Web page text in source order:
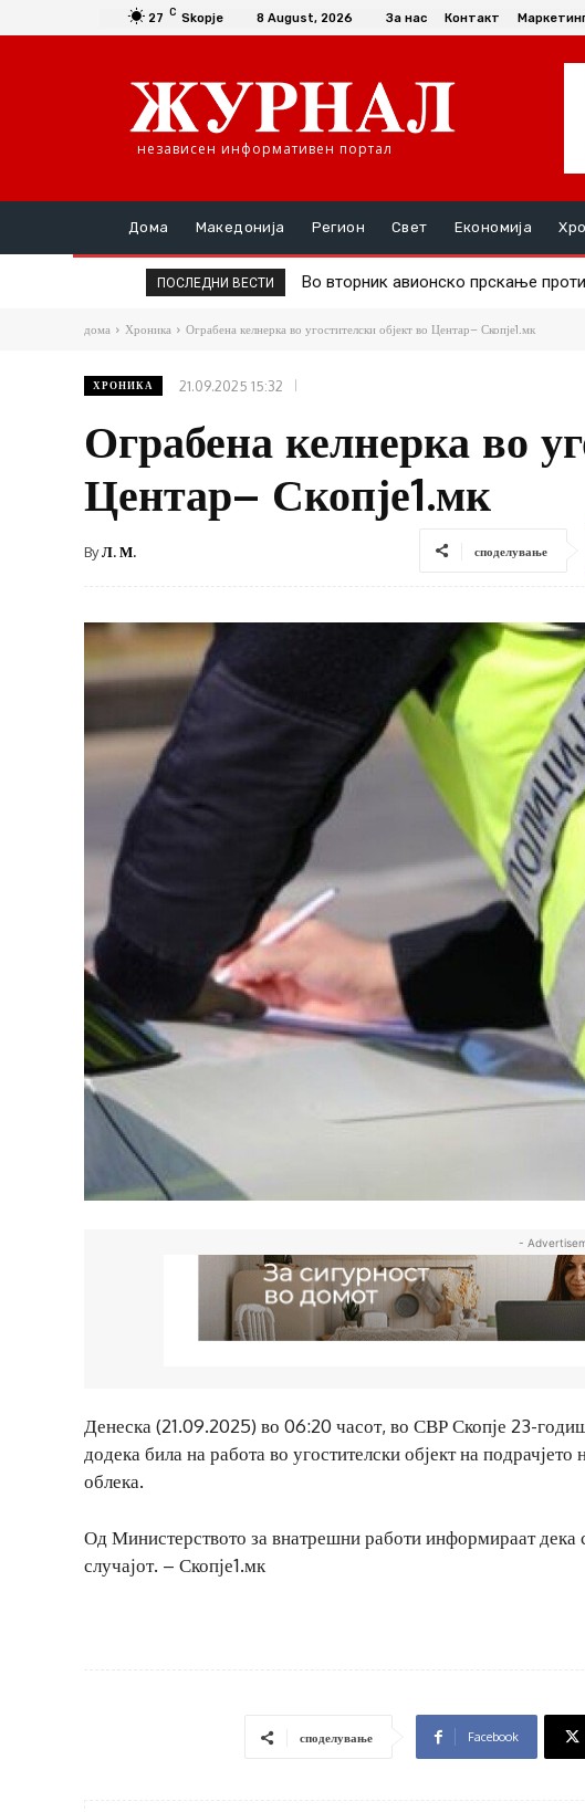
27 C Skopje 8 August, 2026 За нас Контакт
независен информативен портал
Дома Македонија Регион Свет Економија
ПОСЛЕДНИ ВЕСТИ Во вторник авионско прскање
Д-р Трајановски: По труењата, на
дома Хроника Ограбена келнерка во угостителски објект во Центар– Скопје1.мк
ХРОНИКА 21.09.2025 15:32
Ограбена келнерка во
Центар– Скопје1.мк
ByЛ. М. споделување
-
Денеска (21.09.2025) во 06:20 часот, во СВР Скопје 23-
додека била на работа во угостителски објект на
облека.
Од Министерството за внатрешни работи информираат дека
случајот. – Скопје1.мк
споделување Facebook